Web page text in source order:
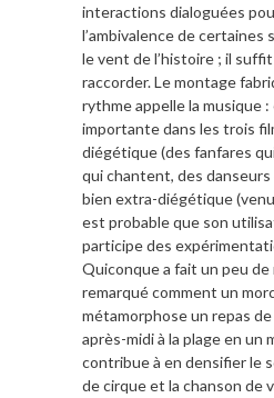
interactions dialoguées
l’ambivalence de
le vent de l’histoire ; il
raccorder. Le montage
rythme appelle la musique
importante dans les trois
diégétique (des fanfares
qui chantent, des danseurs
bien extra-diégétique
est probable que son
participe des
Quiconque a fait un peu de
remarqué comment un
métamorphose un repas
après-midi à la plage en un
contribue à en densifier le
de cirque et la chanson de